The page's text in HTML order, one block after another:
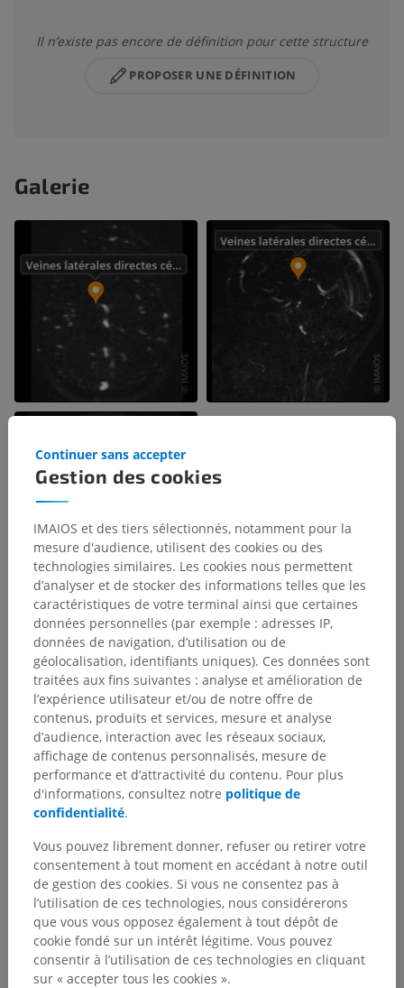
Il n’existe pas encore de définition pour cette structure
PROPOSER UNE DÉFINITION
Galerie
Hiérarchie anatomique
Anatomie humaine 2
Corps humain> Systèmes intégrants>
Système cardiovasculaire> Veines systémiques
Veines du crâne> Veines encéphaliques >
Veines cérébrales profondes>
Grande veine cérébrale
Structures sous-jacentes :Il n'y a aucune structure
sous-jacente
Anatomie humaine 1
Gestion des cookies
Continuer sans accepter
IMAIOS et des tiers sélectionnés, notamment pour la
mesure d'audience, utilisent des cookies ou des
technologies similaires. Les cookies nous permettent
d’analyser et de stocker des informations telles que les
caractéristiques de votre terminal ainsi que certaines
données personnelles (par exemple : adresses IP,
données de navigation, d’utilisation ou de
géolocalisation, identifiants uniques). Ces données sont
traitées aux fins suivantes : analyse et amélioration de
l’expérience utilisateur et/ou de notre offre de
contenus, produits et services, mesure et analyse
d’audience, interaction avec les réseaux sociaux,
affichage de contenus personnalisés, mesure de
performance et d’attractivité du contenu. Pour plus
d'informations, consultez notre politique de
confidentialité.
Vous pouvez librement donner, refuser ou retirer votre
consentement à tout moment en accédant à notre outil
de gestion des cookies. Si vous ne consentez pas à
l’utilisation de ces technologies, nous considérerons
que vous vous opposez également à tout dépôt de
cookie fondé sur un intérêt légitime. Vous pouvez
consentir à l’utilisation de ces technologies en cliquant
sur « accepter tous les cookies ».